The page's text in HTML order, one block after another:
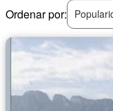
Ordenar por: